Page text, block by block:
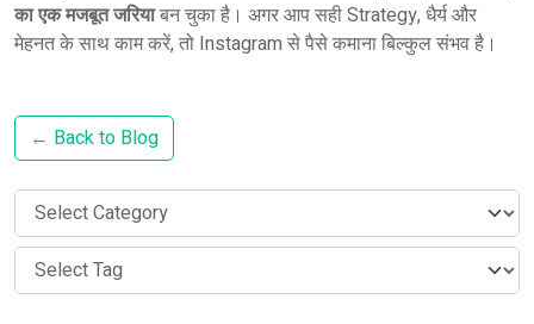
का एक मजबूत जरियाबन चुका है। अगर आप सही Strategy, धैर्य और
मेहनत के साथ काम करें, तो Instagram से पैसे कमाना बिल्कुल संभव है।
← Back to Blog